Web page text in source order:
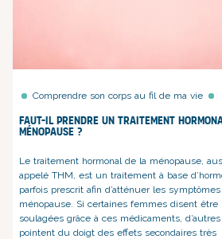
Comprendre son corps au fil de ma vie
Faut-il prendre un traitement
ménopause ?
Le traitement hormonal de la ménopause,
appelé THM, est un traitement à base
parfois prescrit afin d’atténuer les
ménopause. Si certaines femmes disent être
soulagées grâce à ces médicaments, d’autres
pointent du doigt des effets secondaires très